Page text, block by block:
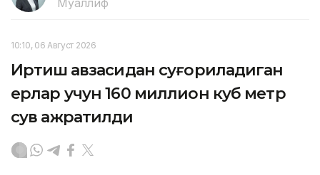
Муаллиф
10:10, 06 Август 2026
Иртиш ҳавзасидан суғориладиган
ерлар учун 160 миллион куб метр
сув ажратилди